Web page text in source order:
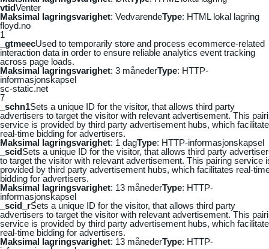
vtidVenter
Maksimal lagringsvarighet: VedvarendeType: HTML lokal lagring
floyd.no
1
_gtmeecUsed to temporarily store and process ecommerce-related
interaction data in order to ensure reliable analytics event tracking
across page loads.
Maksimal lagringsvarighet: 3 månederType: HTTP-
informasjonskapsel
sc-static.net
7
_schn1Sets a unique ID for the visitor, that allows third party
advertisers to target the visitor with relevant advertisement. This
service is provided by third party advertisement hubs, which
real-time bidding for advertisers.
Maksimal lagringsvarighet: 1 dagType: HTTP-informasjonskapsel
_scidSets a unique ID for the visitor, that allows third party
to target the visitor with relevant advertisement. This pairing service
provided by third party advertisement hubs, which facilitates real-
bidding for advertisers.
Maksimal lagringsvarighet: 13 månederType: HTTP-
informasjonskapsel
_scid_rSets a unique ID for the visitor, that allows third party
advertisers to target the visitor with relevant advertisement. This
service is provided by third party advertisement hubs, which
real-time bidding for advertisers.
Maksimal lagringsvarighet: 13 månederType: HTTP-